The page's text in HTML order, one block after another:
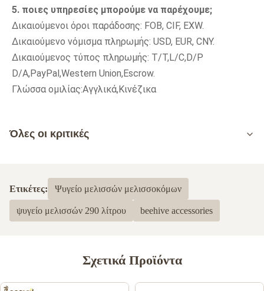
5. ποιες υπηρεσίες μπορούμε να παρέχουμε;
Δικαιούμενοι όροι παράδοσης: FOB, CIF, EXW.
Δικαιούμενο νόμισμα πληρωμής: USD, EUR, CNY.
Δικαιούμενος τύπος πληρωμής: T/T,L/C,D/P
D/A,PayPal,Western Union,Escrow.
Γλώσσα ομιλίας:Αγγλικά,Κινέζικα
Όλες οι κριτικές
Με βάση 50 πρόσφατες αναθεωρήσεις
5
B BeeFarmers Crib
Ετικέτες: Ψυγείο μελισσών μελισσοκόμων
ψυγείο μελισσών 290 λίτρου beehive accessories
Σχετικά Προϊόντα